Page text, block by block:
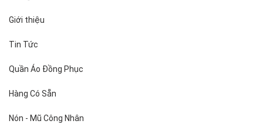
Giới thiệu
Tin Tức
Quần Áo Đồng Phục
Hàng Có Sẵn
Nón - Mũ Công Nhân